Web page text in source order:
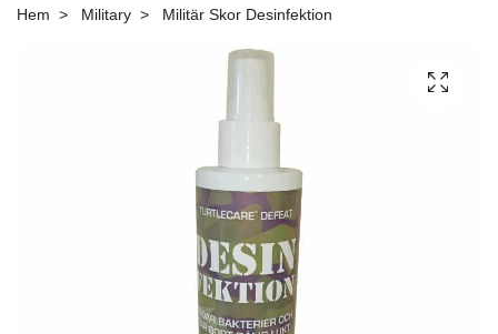
Hem Military Militär Skor Desinfektion